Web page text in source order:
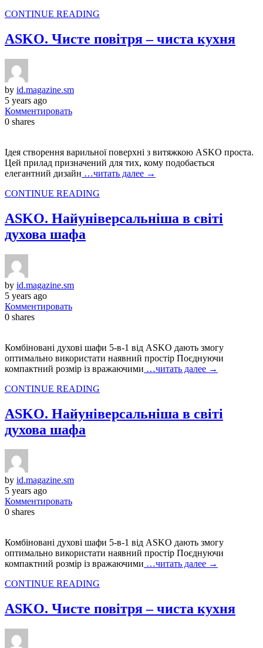
CONTINUE READING
ASKO. Чисте повітря – чиста кухня
by id.magazine.sm
5 years ago
Комментировать
0 shares
Ідея створення варильної поверхні з витяжкою ASKO проста.
Цей прилад призначений для тих, кому подобається
елегантний дизайн …читать далее →
CONTINUE READING
ASKO. Найуніверсальніша в світі
духова шафа
by id.magazine.sm
5 years ago
Комментировать
0 shares
Комбіновані духові шафи 5-в-1 від ASKO дають змогу
оптимально використати наявний простір Поєднуючи
компактний розмір із вражаючими …читать далее →
CONTINUE READING
ASKO. Найуніверсальніша в світі
духова шафа
by id.magazine.sm
5 years ago
Комментировать
0 shares
Комбіновані духові шафи 5-в-1 від ASKO дають змогу
оптимально використати наявний простір Поєднуючи
компактний розмір із вражаючими …читать далее →
CONTINUE READING
ASKO. Чисте повітря – чиста кухня